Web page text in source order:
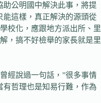
助公明國中解決此事，將提
能這樣，真正解決的源頭從
校化，應跟地方派出所、里
，搞不好檢舉的家長就是里
經說過一句話，”很多事情
有哲理也是知易行難，作為